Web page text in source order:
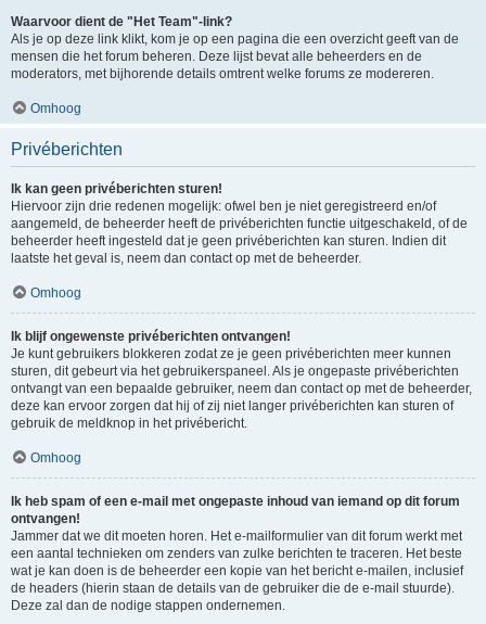
Waarvoor dient de "Het Team"-link?
Als je op deze link klikt, kom je op een pagina die een overzicht geeft van de
mensen die het forum beheren. Deze lijst bevat alle beheerders en de
moderators, met bijhorende details omtrent welke forums ze modereren.
Omhoog
Privéberichten
Ik kan geen privéberichten sturen!
Hiervoor zijn drie redenen mogelijk: ofwel ben je niet geregistreerd en/of
aangemeld, de beheerder heeft de privéberichten functie uitgeschakeld, of de
beheerder heeft ingesteld dat je geen privéberichten kan sturen. Indien dit
laatste het geval is, neem dan contact op met de beheerder.
Omhoog
Ik blijf ongewenste privéberichten ontvangen!
Je kunt gebruikers blokkeren zodat ze je geen privéberichten meer kunnen
sturen, dit gebeurt via het gebruikerspaneel. Als je ongepaste privéberichten
ontvangt van een bepaalde gebruiker, neem dan contact op met de beheerder,
deze kan ervoor zorgen dat hij of zij niet langer privéberichten kan sturen of
gebruik de meldknop in het privébericht.
Omhoog
Ik heb spam of een e-mail met ongepaste inhoud van iemand op dit forum
ontvangen!
Jammer dat we dit moeten horen. Het e-mailformulier van dit forum werkt met
een aantal technieken om zenders van zulke berichten te traceren. Het beste
wat je kan doen is de beheerder een kopie van het bericht e-mailen, inclusief
de headers (hierin staan de details van de gebruiker die de e-mail stuurde).
Deze zal dan de nodige stappen ondernemen.